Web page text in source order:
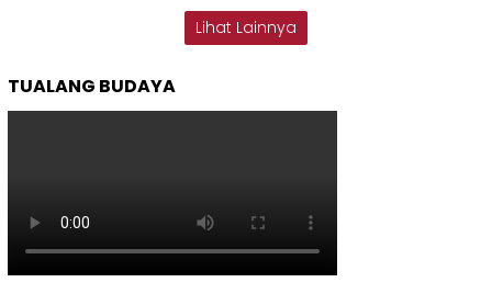
Lihat Lainnya
TUALANG BUDAYA